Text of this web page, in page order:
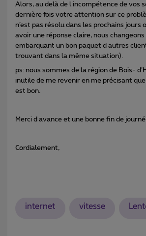
Alors, au delà de l incompétence de vos
dernière fois votre attention sur ce
n’est pas résolu dans les prochains jours
avoir une réponse claire, nous
embarquant un bon paquet d autres
trouvant dans la même situation).
ps: nous sommes de la région de Bois-
inutile de me revenir en me précisant
est bon.
Merci d avance et une bonne fin de
Cordialement,
internet vitesse